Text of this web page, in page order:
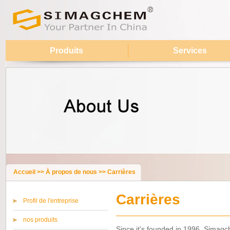
Produits Services
Accueil >> À propos de nous >> Carrières
Profil de l'entreprise
nos produits
Carrières